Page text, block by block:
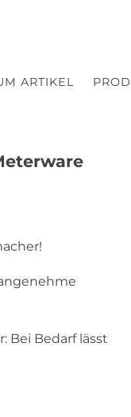
ARTIKEL
Bei Bedarf lässt